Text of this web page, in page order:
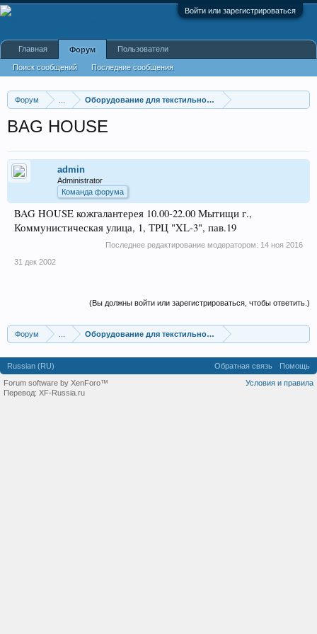
Войти или зарегистрироваться
Форум Оборудование для текстильной промышленности
BAG HOUSE
admin
Administrator
Команда форума
BAG HOUSE кожгалантерея 10.00-22.00 Мытищи г.,
Коммунистическая улица, 1, ТРЦ "XL-3", пав.19
Последнее редактирование модератором: 14 ноя 2016
31 дек 2002
(Вы должны войти или зарегистрироваться, чтобы ответить.)
Форум Оборудование для текстильной промышленности
Главная Форум
Поиск сообщений Последние сообщения
Пользователи
Russian (RU) Обратная связь
Помощь
Условия и правила
Forum software by XenForo™
Перевод: XF-Russia.ru